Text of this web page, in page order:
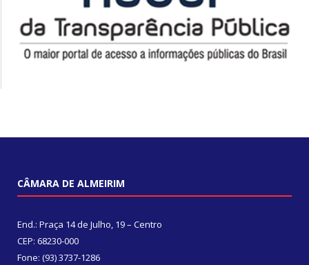
CÂMARA DE ALMEIRIM
End.: Praça 14 de Julho, 19 – Centro
CEP: 68230-000
Fone: (93) 3737-1286